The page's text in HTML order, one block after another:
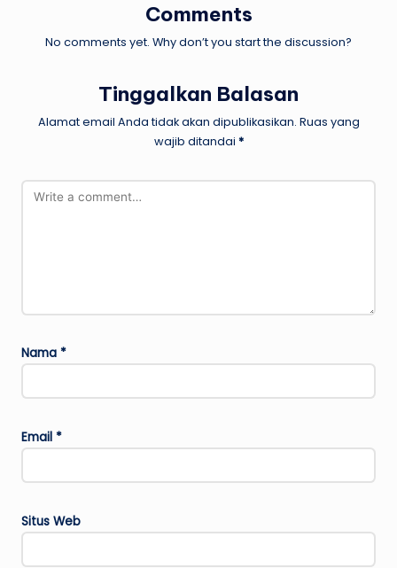
Comments
No comments yet. Why don’t you start the discussion?
Tinggalkan Balasan
Alamat email Anda tidak akan dipublikasikan. Ruas yang
wajib ditandai *
Nama *
Email *
Situs Web